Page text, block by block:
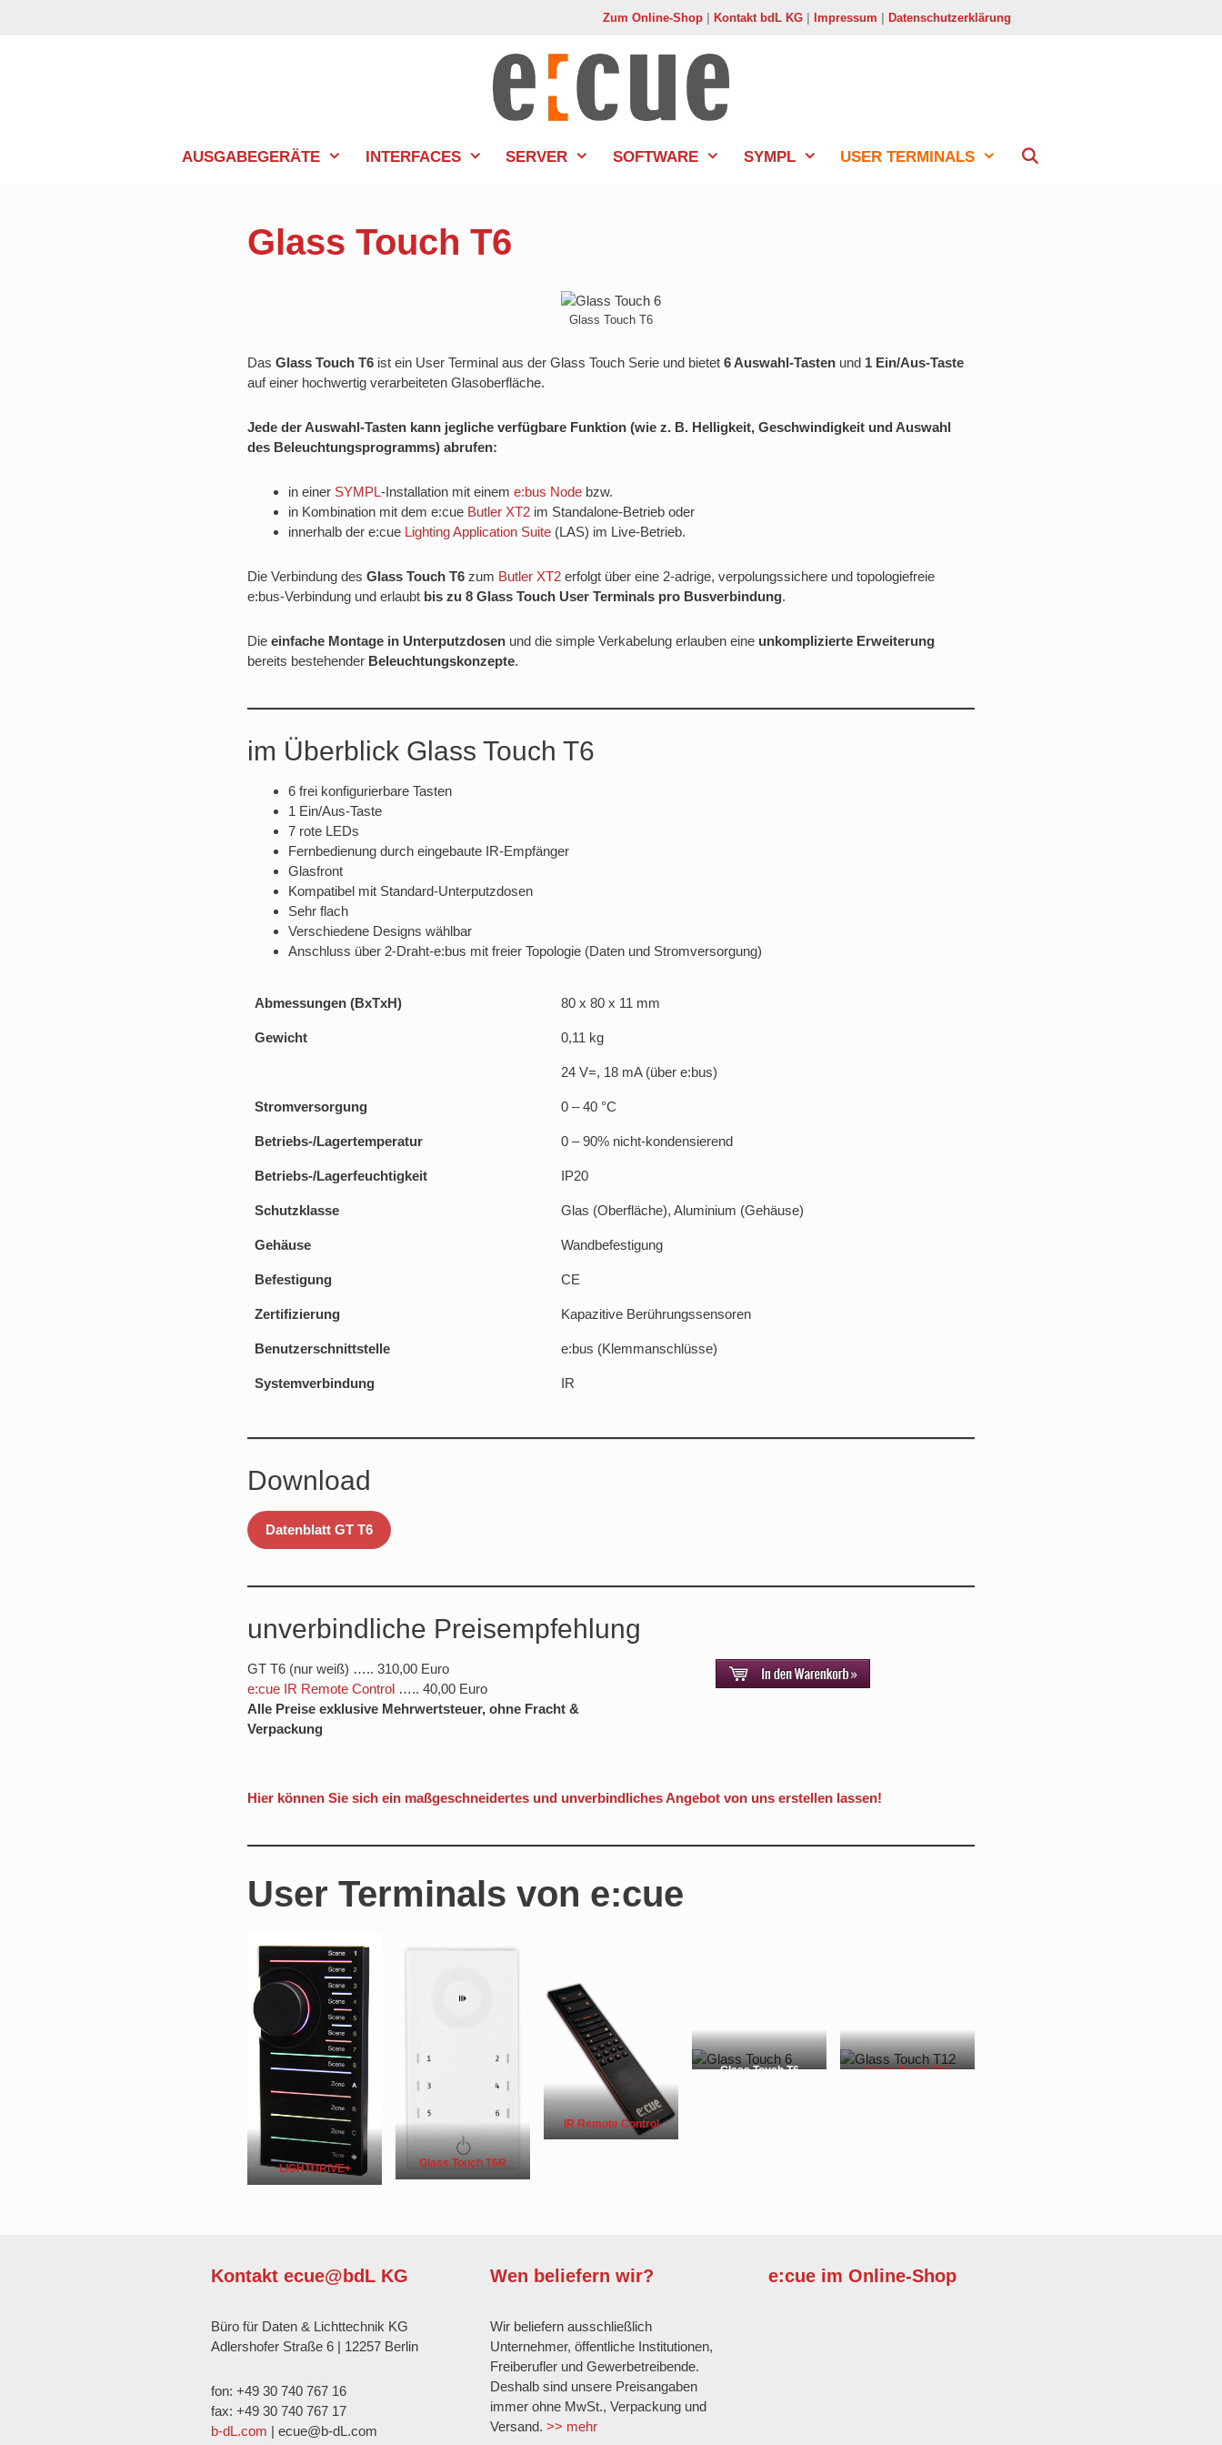
Zum Online-Shop Kontakt bdL KG Impressum Datenschutzerklärung
AUSGABEGERÄTE INTERFACES SERVER SOFTWARE SYMPL USER TERMINALS
Glass Touch T6
Glass Touch T6
Das Glass Touch T6 ist ein User Terminal aus der Glass Touch Serie und bietet 6 Auswahl-Tasten und 1 Ein/Aus-Taste
auf einer hochwertig verarbeiteten Glasoberfläche.
Jede der Auswahl-Tasten kann jegliche verfügbare Funktion (wie z. B. Helligkeit, Geschwindigkeit und Auswahl
des Beleuchtungsprogramms) abrufen:
in einer SYMPL-Installation mit einem e:bus Node bzw.
in Kombination mit dem e:cue Butler XT2 im Standalone-Betrieb oder
innerhalb der e:cue Lighting Application Suite (LAS) im Live-Betrieb.
Die Verbindung des Glass Touch T6 zum Butler XT2 erfolgt über eine 2-adrige, verpolungssichere und topologiefreie
e:bus-Verbindung und erlaubt bis zu 8 Glass Touch User Terminals pro Busverbindung.
Die einfache Montage in Unterputzdosen und die simple Verkabelung erlauben eine unkomplizierte Erweiterung
bereits bestehender Beleuchtungskonzepte.
im Überblick Glass Touch T6
6 frei konfigurierbare Tasten
1 Ein/Aus-Taste
7 rote LEDs
Fernbedienung durch eingebaute IR-Empfänger
Glasfront
Kompatibel mit Standard-Unterputzdosen
Sehr flach
Verschiedene Designs wählbar
Anschluss über 2-Draht-e:bus mit freier Topologie (Daten und Stromversorgung)
Abmessungen (BxTxH) 80 x 80 x 11 mm
Gewicht 0,11 kg
24 V=, 18 mA (über e:bus)
Stromversorgung 0 – 40 °C
Betriebs-/Lagertemperatur 0 – 90% nicht-kondensierend
Betriebs-/Lagerfeuchtigkeit IP20
Schutzklasse Glas (Oberfläche), Aluminium (Gehäuse)
Gehäuse Wandbefestigung
Befestigung CE
Zertifizierung Kapazitive Berührungssensoren
Benutzerschnittstelle e:bus (Klemmanschlüsse)
Systemverbindung IR
Download
Datenblatt GT T6
unverbindliche Preisempfehlung
GT T6 (nur weiß) ….. 310,00 Euro
e:cue IR Remote Control ….. 40,00 Euro
Alle Preise exklusive Mehrwertsteuer, ohne Fracht &
Verpackung
Hier können Sie sich ein maßgeschneidertes und unverbindliches Angebot von uns erstellen lassen!
User Terminals von e:cue
LIGHTDRIVE+ Glass Touch T6R
IR Remote Control
Glass Touch T6 Glass Touch T12
Kontakt ecue@bdL KG
Büro für Daten & Lichttechnik KG
Adlershofer Straße 6 | 12257 Berlin
fon: +49 30 740 767 16
fax: +49 30 740 767 17
b-dL.com | ecue@b-dL.com
Wen beliefern wir?
Wir beliefern ausschließlich
Unternehmer, öffentliche Institutionen,
Freiberufler und Gewerbetreibende.
Deshalb sind unsere Preisangaben
immer ohne MwSt., Verpackung und
Versand. >> mehr
e:cue im Online-Shop